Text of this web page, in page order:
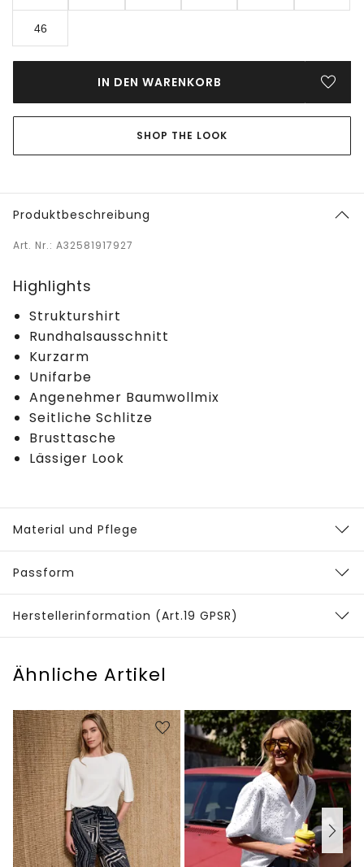
46
IN DEN WARENKORB
SHOP THE LOOK
Produktbeschreibung
Art. Nr.: A32581917927
Highlights
Strukturshirt
Rundhalsausschnitt
Kurzarm
Unifarbe
Angenehmer Baumwollmix
Seitliche Schlitze
Brusttasche
Lässiger Look
Material und Pflege
Passform
Herstellerinformation (Art.19 GPSR)
Ähnliche Artikel